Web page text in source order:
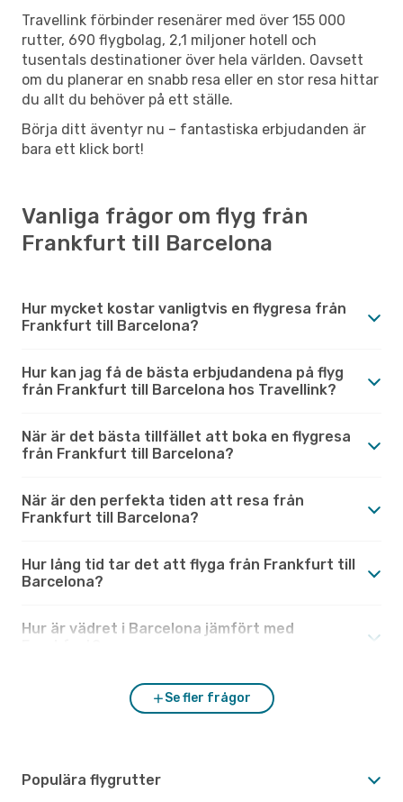
Travellink förbinder resenärer med över 155 000
rutter, 690 flygbolag, 2,1 miljoner hotell och
tusentals destinationer över hela världen. Oavsett
om du planerar en snabb resa eller en stor resa hittar
du allt du behöver på ett ställe.
Börja ditt äventyr nu – fantastiska erbjudanden är
bara ett klick bort!
Vanliga frågor om flyg från
Frankfurt till Barcelona
Hur mycket kostar vanligtvis en flygresa från
Frankfurt till Barcelona?
Hur kan jag få de bästa erbjudandena på flyg
från Frankfurt till Barcelona hos Travellink?
När är det bästa tillfället att boka en flygresa
från Frankfurt till Barcelona?
När är den perfekta tiden att resa från
Frankfurt till Barcelona?
Hur lång tid tar det att flyga från Frankfurt till
Barcelona?
Hur är vädret i Barcelona jämfört med
Se fler frågor
Populära flygrutter